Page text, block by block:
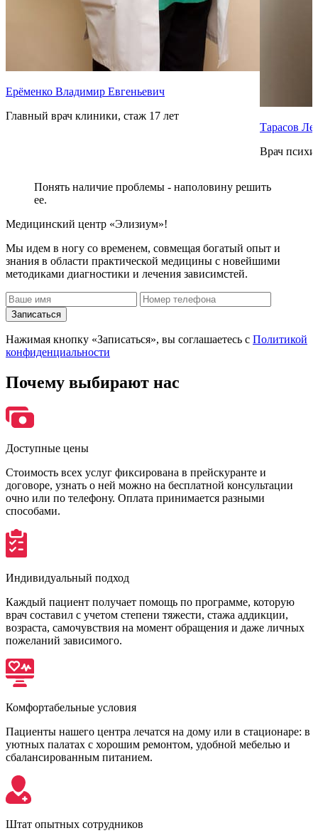
Ерёменко Владимир Евгеньевич
Главный врач клиники, стаж 17 лет
Тарасов
Врач
Понять наличие проблемы - наполовину решить
ее.
Медицинский центр «Элизиум»!
Мы идем в ногу со временем, совмещая богатый опыт и
знания в области практической медицины с новейшими
методиками диагностики и лечения зависимстей.
Записаться
Нажимая кнопку «Записаться», вы соглашаетесь с Политикой
конфиденциальности
Почему выбирают нас
Доступные цены
Стоимость всех услуг фиксирована в прейскуранте и
договоре, узнать о ней можно на бесплатной консультации
очно или по телефону. Оплата принимается разными
способами.
Индивидуальный подход
Каждый пациент получает помощь по программе, которую
врач составил с учетом степени тяжести, стажа аддикции,
возраста, самочувствия на момент обращения и даже личных
пожеланий зависимого.
Комфортабельные условия
Пациенты нашего центра лечатся на дому или в стационаре: в
уютных палатах с хорошим ремонтом, удобной мебелью и
сбалансированным питанием.
Штат опытных сотрудников